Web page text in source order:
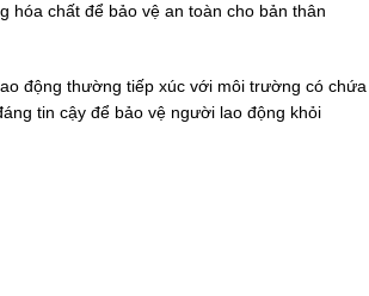
hóa chất để bảo vệ an toàn cho bản thân
động thường tiếp xúc với môi trường có chứa
tin cậy để bảo vệ người lao động khỏi